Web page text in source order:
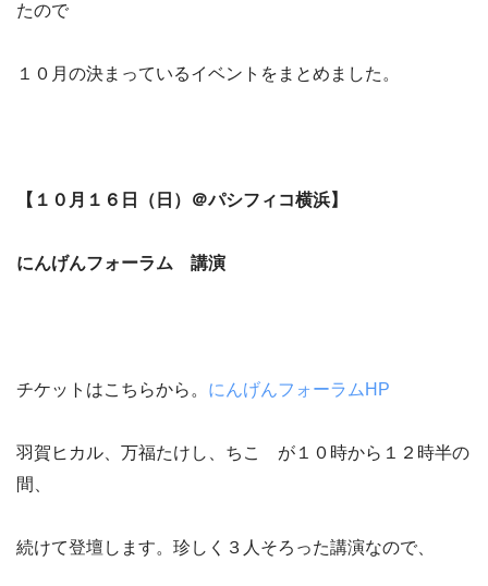
たので
１０月の決まっているイベントをまとめました。
【１０月１６日（日）＠パシフィコ横浜】
にんげんフォーラム 講演
チケットはこちらから。 にんげんフォーラムHP
羽賀ヒカル、万福たけし、ちこ が１０時から１２時半の
間、
続けて登壇します。珍しく３人そろった講演なので、